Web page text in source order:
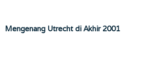
Mengenang Utrecht di Akhir 2001